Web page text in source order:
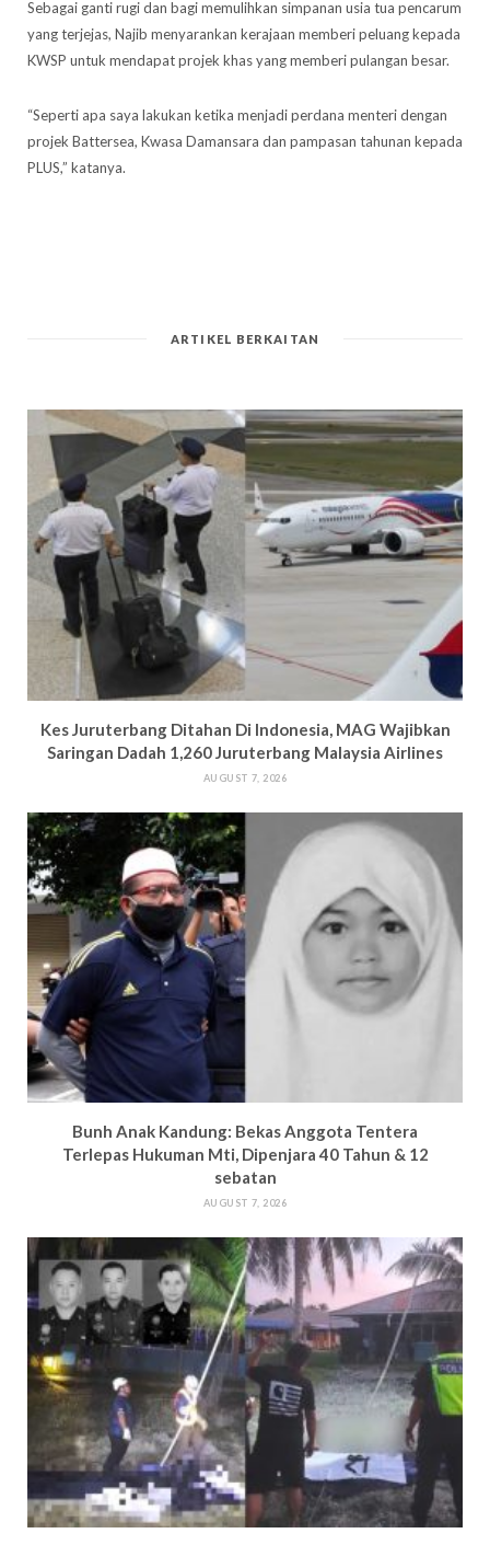
Sebagai ganti rugi dan bagi memulihkan simpanan usia tua pencarum
yang terjejas, Najib menyarankan kerajaan memberi peluang kepada
KWSP untuk mendapat projek khas yang memberi pulangan besar.
“Seperti apa saya lakukan ketika menjadi perdana menteri dengan
projek Battersea, Kwasa Damansara dan pampasan tahunan kepada
PLUS,” katanya.
ARTIKEL BERKAITAN
Kes Juruterbang Ditahan Di Indonesia, MAG Wajibkan
Saringan Dadah 1,260 Juruterbang Malaysia Airlines
AUGUST 7, 2026
Bunh Anak Kandung: Bekas Anggota Tentera
Terlepas Hukuman Mti, Dipenjara 40 Tahun & 12
sebatan
AUGUST 7, 2026